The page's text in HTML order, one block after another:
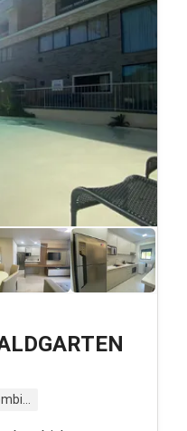
Centro - Bombinhas - SC